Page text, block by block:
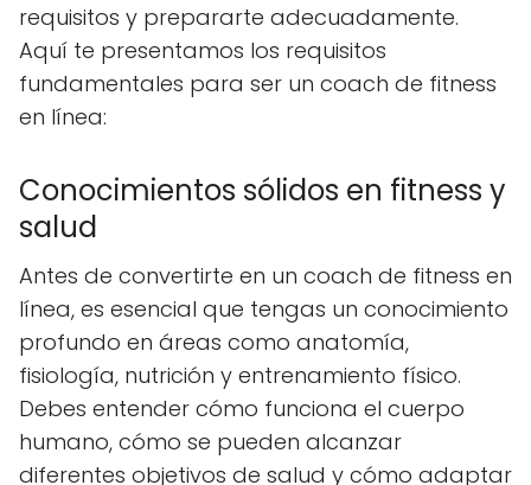
requisitos y prepararte adecuadamente.
Aquí te presentamos los requisitos
fundamentales para ser un coach de fitness
en línea:
Conocimientos sólidos en fitness y
salud
Antes de convertirte en un coach de fitness en
línea, es esencial que tengas un conocimiento
profundo en áreas como anatomía,
fisiología, nutrición y entrenamiento físico.
Debes entender cómo funciona el cuerpo
humano, cómo se pueden alcanzar
diferentes objetivos de salud y cómo adaptar